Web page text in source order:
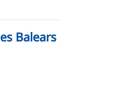
Balears